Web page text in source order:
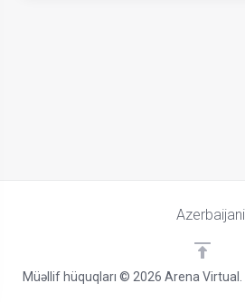
Müəllif hüquqları © 2026 Arena
Azerbaijani